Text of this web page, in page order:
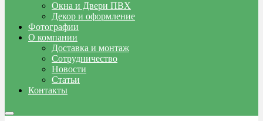
Окна и Двери ПВХ
Декор и оформление
Фотографии
О компании
Доставка и монтаж
Сотрудничество
Новости
Статьи
Контакты